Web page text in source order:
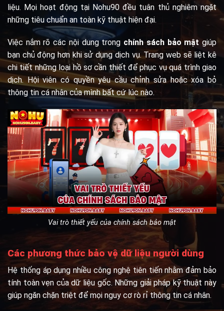
liệu. Mọi hoạt động tại Nohu90 đều tuân thủ nghiêm ngặt
những tiêu chuẩn an toàn kỹ thuật hiện đại.
Việc nắm rõ các nội dung trong chính sách bảo mật giúp
bạn chủ động hơn khi sử dụng dịch vụ. Trang web sẽ liệt kê
chi tiết những loại hồ sơ cần thiết để phục vụ quá trình giao
dịch. Hội viên có quyền yêu cầu chỉnh sửa hoặc xóa bỏ
thông tin cá nhân của mình bất cứ lúc nào.
Vai trò thiết yếu của chính sách bảo mật
Các phương thức bảo vệ dữ liệu người dùng
Hệ thống áp dụng nhiều công nghệ tiên tiến nhằm đảm bảo
tính toàn vẹn của dữ liệu gốc. Những giải pháp kỹ thuật này
giúp ngăn chặn triệt để mọi nguy cơ rò rỉ thông tin cá nhân.